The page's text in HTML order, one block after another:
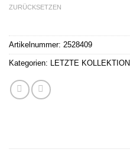
ZURÜCKSETZEN
Artikelnummer: 2528409
Kategorien: LETZTE KOLLEKTION